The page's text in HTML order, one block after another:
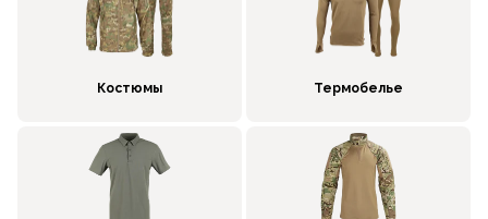
Костюмы Термобелье